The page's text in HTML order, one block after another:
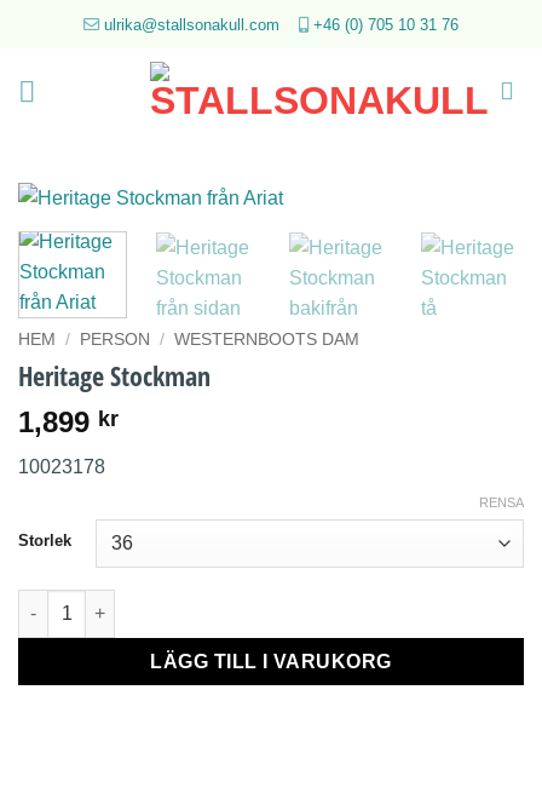
ulrika@stallsonakull.com +46 (0) 705 10 31 76
HEM / PERSON / WESTERNBOOTS DAM
Heritage Stockman
1,899 kr
10023178
Storlek
RENSA
Heritage Stockman mängd
LÄGG TILL I VARUKORG